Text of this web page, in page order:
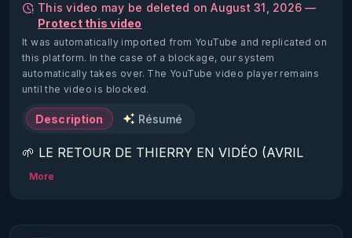
This video may be deleted on August 31, 2026 —
Protect this video
It was automatically imported from YouTube and replicated on
this platform. In the case of a blockage, our system
automatically takes over. The YouTube video player remains
until the video is blocked.
Description Résumé
🌱 LE RETOUR DE THIERRY EN VIDÉO (AVRIL
2022)!
https://www.rgnr.fr/presentation.html
More